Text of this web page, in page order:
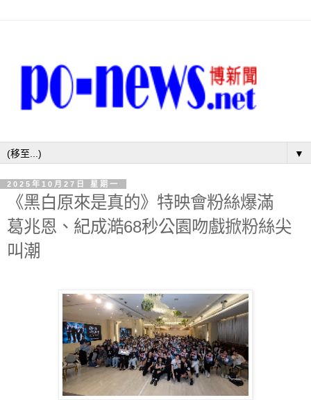
▼
2025年10月27日 星期一
《黑白原來是真的》特映會粉絲爆滿
葛兆恩、紀成澔68秒公園吻戲掀粉絲尖
叫潮